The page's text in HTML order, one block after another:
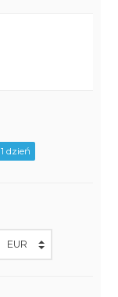
1 dzień